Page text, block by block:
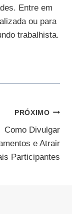
Entre em
ou para
trabalhista.
PRÓXIMO
Como Divulgar
e Atrair
Participantes